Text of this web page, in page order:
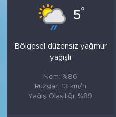
5°
Bölgesel düzensiz yağmur
yağışlı
Nem: %86
Rüzgar: 13 km/h
Yağış Olasılığı: %89